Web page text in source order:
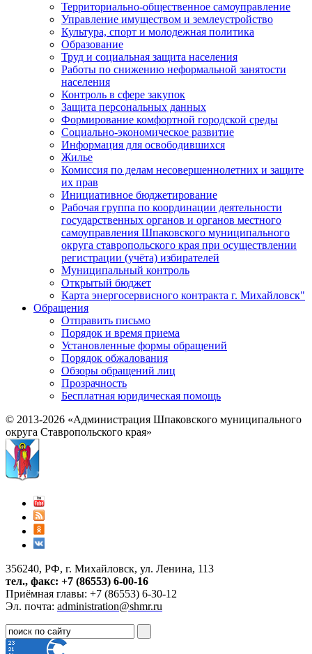
Территориально-общественное самоуправление
Управление имуществом и землеустройство
Культура, спорт и молодежная политика
Образование
Труд и социальная защита населения
Работы по снижению неформальной занятости
населения
Контроль в сфере закупок
Защита персональных данных
Формирование комфортной городской среды
Социально-экономическое развитие
Информация для освободившихся
Жилье
Комиссия по делам несовершеннолетних и защите
их прав
Инициативное бюджетирование
Рабочая группа по координации деятельности
государственных органов и органов местного
самоуправления Шпаковского муниципального
округа ставропольского края при осуществлении
регистрации (учёта) избирателей
Муниципальный контроль
Открытый бюджет
Карта энергосервисного контракта г. Михайловск"
Обращения
Отправить письмо
Порядок и время приема
Установленные формы обращений
Порядок обжалования
Обзоры обращений лиц
Прозрачность
Бесплатная юридическая помощь
© 2013-2026 «Администрация Шпаковского муниципального
округа Ставропольского края»
356240, РФ, г. Михайловск, ул. Ленина, 113
тел., факс: +7 (86553) 6-00-16
Приёмная главы: +7 (86553) 6-30-12
Эл. почта: administration@shmr.ru